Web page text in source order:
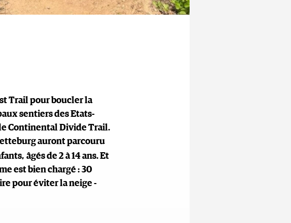
Trail pour boucler la
sentiers des Etats-
Continental Divide Trail.
auront parcouru
âgés de 2 à 14 ans. Et
est bien chargé : 30
pour éviter la neige -